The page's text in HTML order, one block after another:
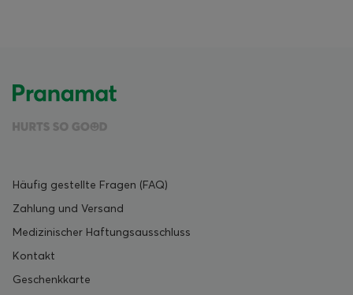
Häufig gestellte Fragen (FAQ)
Zahlung und Versand
Medizinischer Haftungsausschluss
Kontakt
Geschenkkarte